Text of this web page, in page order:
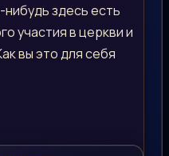
здесь есть
участия в церкви и
вы это для себя